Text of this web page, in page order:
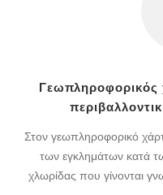
Γεωπληροφορικός
Στον γεωπληροφορικό
των εγκλημάτων κατά
χλωρίδας που γίνονται